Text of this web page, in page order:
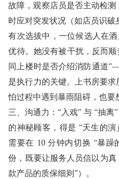
故障，观察店员是否主动检
时应对突发状况（如店员识破
有次选拔中，一位候选人在
优待。她没有被干扰，反而
同上楼时是否介绍消防通道
是执行力的关键。上书房要求
怕过程中遇到暴雨阻碍，也要
三、沟通力：“入戏” 与 “抽离
的神秘顾客，得是 “天生的
需要在 10 分钟内切换 “暴躁
份，既要让服务人员信以为
款产品的质保细则”）。